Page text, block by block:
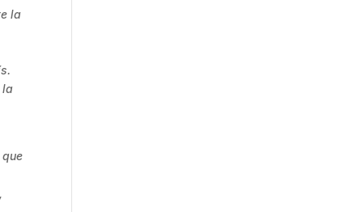
la
la